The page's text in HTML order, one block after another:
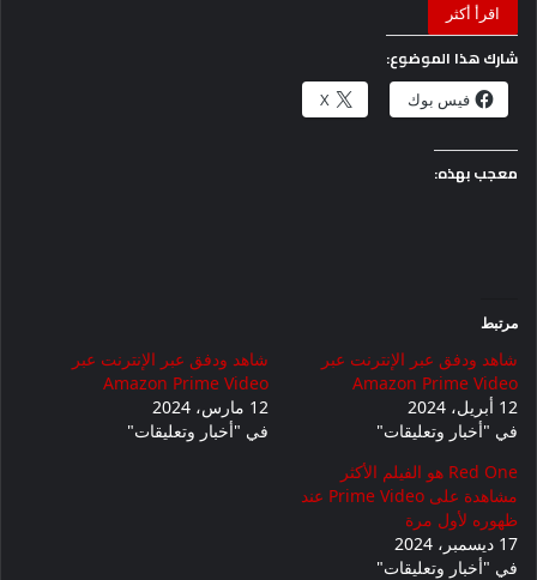
اقرأ أكثر
شارك هذا الموضوع:
فيس بوك X
معجب بهذه:
مرتبط
شاهد ودفق عبر الإنترنت عبر
Amazon Prime Video
12 أبريل، 2024
في "أخبار وتعليقات"
شاهد ودفق عبر الإنترنت عبر
Amazon Prime Video
12 مارس، 2024
في "أخبار وتعليقات"
Red One هو الفيلم الأكثر
مشاهدة على Prime Video عند
ظهوره لأول مرة
17 ديسمبر، 2024
في "أخبار وتعليقات"